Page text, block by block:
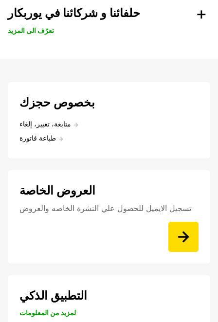
حلفائنا و شركائنا في يوربكار
تعرّف الى المزيد
بخصوص حجزك
متابعة، تغيير، إلغاء
طباعة فاتورة
العروض الخاصة
تسجيل الايميل للحصول علي النشرة الخاصه والعروض
التطبيق الذكي
لمزيد من المعلومات